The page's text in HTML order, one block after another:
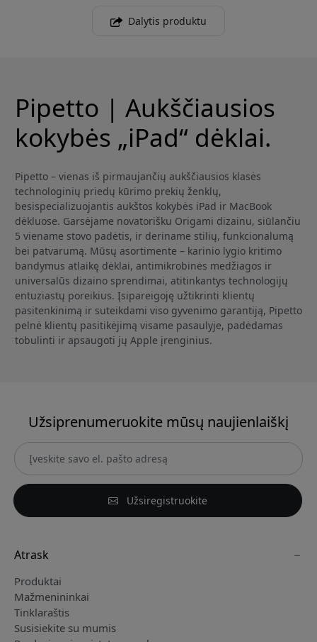
Dalytis produktu
Pipetto | Aukščiausios
kokybės „iPad“ dėklai.
Pipetto – vienas iš pirmaujančių aukščiausios klasės
technologinių priedų kūrimo prekių ženklų,
besispecializuojantis aukštos kokybės iPad ir MacBook
dėkluose. Garsėjame novatorišku Origami dizainu, siūlančiu
5 viename stovo padėtis, ir deriname stilių, funkcionalumą
bei patvarumą. Mūsų asortimente – karinio lygio kritimo
bandymus atlaikę dėklai, antimikrobinės medžiagos ir
universalūs dizaino sprendimai, atitinkantys technologijų
entuziastų poreikius. Įsipareigoję užtikrinti klientų
pasitenkinimą ir suteikdami viso gyvenimo garantiją, Pipetto
pelnė klientų pasitikėjimą visame pasaulyje, padėdamas
tobulinti ir apsaugoti jų Apple įrenginius.
Užsiprenumeruokite mūsų naujienlaiškį
Užsiregistruokite
Atrask
Produktai
Mažmenininkai
Tinklaraštis
Susisiekite su mumis